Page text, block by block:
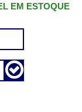
EM ESTOQUE